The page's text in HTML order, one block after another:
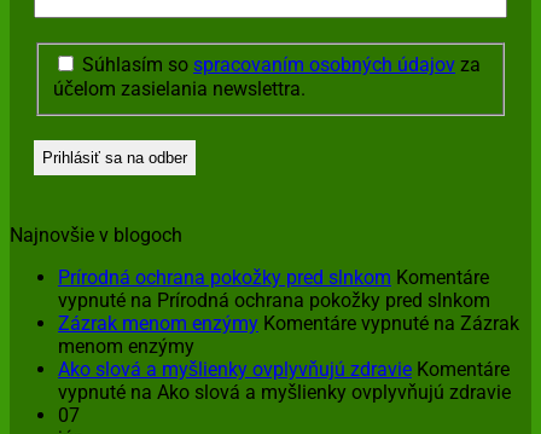
Súhlasím so spracovaním osobných údajov za
účelom zasielania newslettra.
Najnovšie v blogoch
Prírodná ochrana pokožky pred slnkom Komentáre
vypnuté na Prírodná ochrana pokožky pred slnkom
Zázrak menom enzýmy Komentáre vypnuté na Zázrak
menom enzýmy
Ako slová a myšlienky ovplyvňujú zdravie Komentáre
vypnuté na Ako slová a myšlienky ovplyvňujú zdravie
07